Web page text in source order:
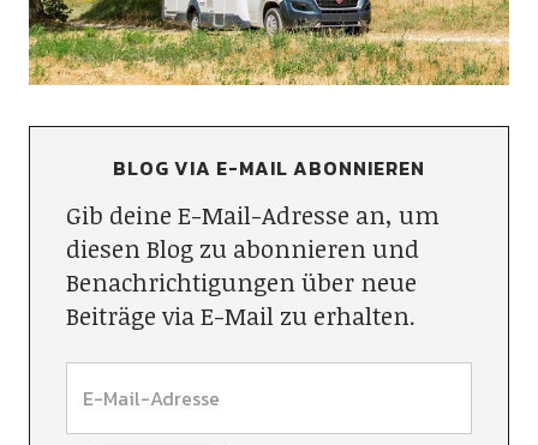
BLOG VIA E-MAIL ABONNIEREN
Gib deine E-Mail-Adresse an, um
diesen Blog zu abonnieren und
Benachrichtigungen über neue
Beiträge via E-Mail zu erhalten.